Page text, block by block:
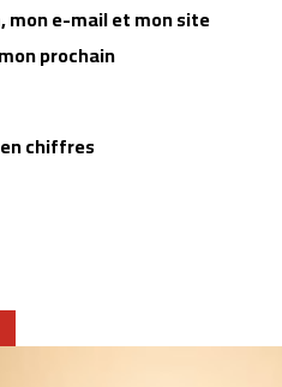
mon e-mail et mon site
prochain
chiffres